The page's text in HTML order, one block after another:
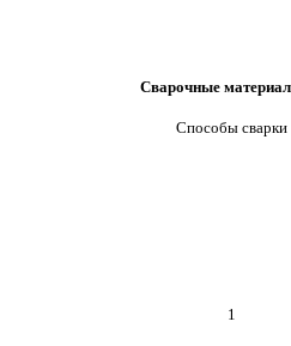
Сварочные
Способы сварки
1